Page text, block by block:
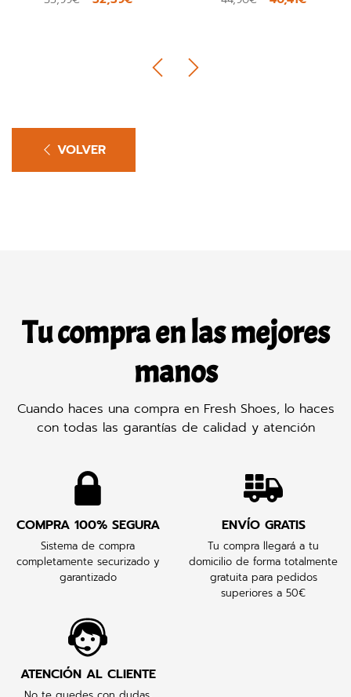
VOLVER
Tu compra en las mejores
manos
Cuando haces una compra en Fresh Shoes, lo haces
con todas las garantías de calidad y atención
COMPRA 100% SEGURA
Sistema de compra
completamente securizado y
garantizado
ENVÍO GRATIS
Tu compra llegará a tu
domicilio de forma totalmente
gratuita para pedidos
superiores a 50€
ATENCIÓN AL CLIENTE